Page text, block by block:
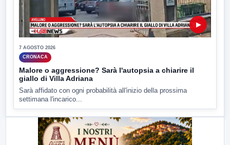
▶
7 AGOSTO 2026
CRONACA
Malore o aggressione? Sarà l'autopsia a chiarire il
giallo di Villa Adriana
Sarà affidato con ogni probabilità all'inizio della prossima
settimana l'incarico...